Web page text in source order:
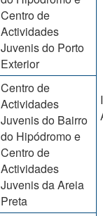
Centro de
Actividades
Juvenis do Porto
Exterior
Centro de
Actividades
Juvenis do Bairro
do Hipódromo e
Centro de
Actividades
Juvenis da Areia
Preta